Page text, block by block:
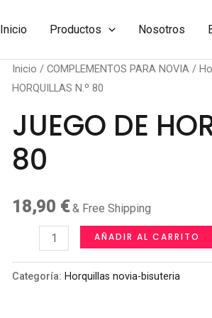
Inicio Productos Nosotros
Inicio / COMPLEMENTOS PARA NOVIA /
HORQUILLAS N.º 80
JUEGO DE
80
18,90 € & Free Shipping
HORQUILLAS
AÑADIR AL CARRITO
Categoría: Horquillas novia-bisuteria